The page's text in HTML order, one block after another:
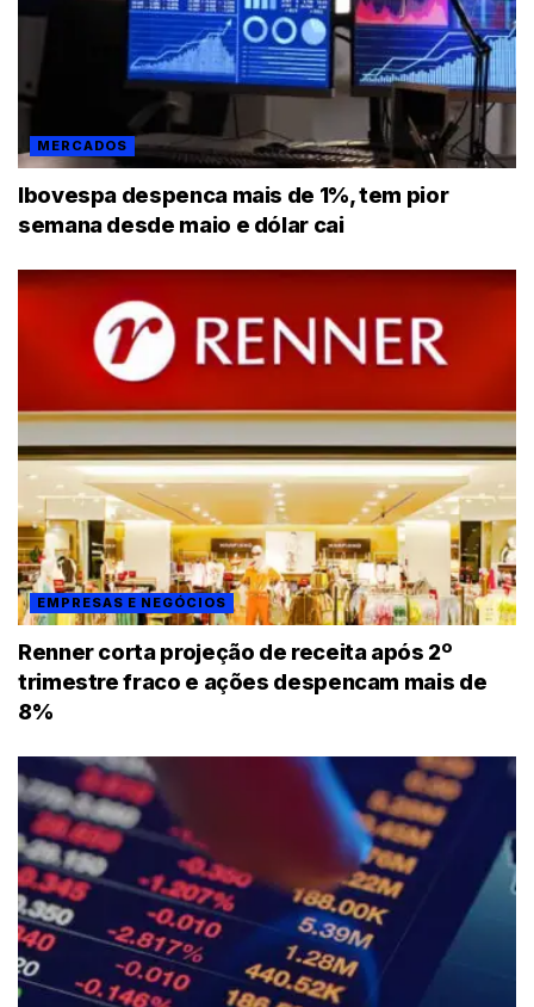
MERCADOS
Ibovespa despenca mais de 1%, tem pior
semana desde maio e dólar cai
EMPRESAS E NEGÓCIOS
Renner corta projeção de receita após 2º
trimestre fraco e ações despencam mais de
8%